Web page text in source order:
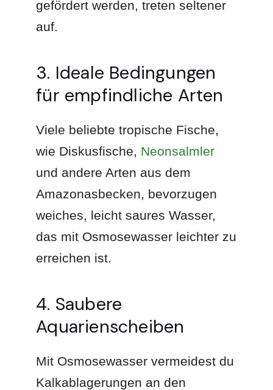
gefördert werden, treten seltener
auf.
3. Ideale Bedingungen
für empfindliche Arten
Viele beliebte tropische Fische,
wie Diskusfische, Neonsalmler
und andere Arten aus dem
Amazonasbecken, bevorzugen
weiches, leicht saures Wasser,
das mit Osmosewasser leichter zu
erreichen ist.
4. Saubere
Aquarienscheiben
Mit Osmosewasser vermeidest du
Kalkablagerungen an den